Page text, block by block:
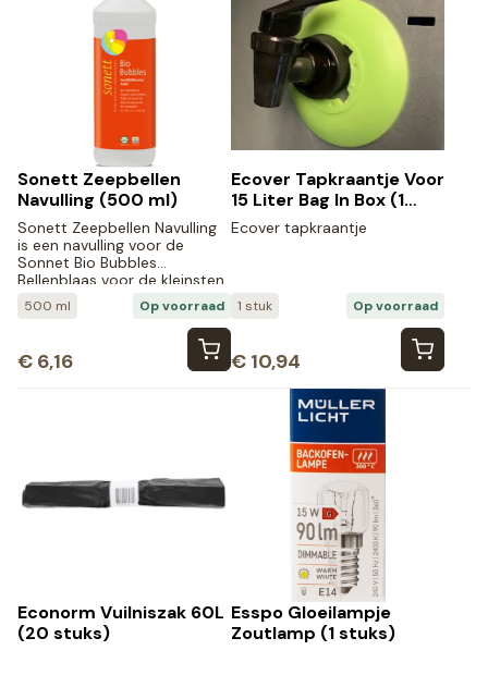
Sonett Zeepbellen
Navulling (500 ml)
Sonett Zeepbellen Navulling
is een navulling voor de
Sonnet Bio Bubbles
Bellenblaas voor de kleinsten,
zonder de chemische
toevoegingen van de
500 ml Op voorraad
€ 6,16
Ecover Tapkraantje Voor
15 Liter Bag In Box (1
stuk)
Ecover tapkraantje
1 stuk Op voorraad
€ 10,94
Econorm Vuilniszak 60L
(20 stuks)
Esspo Gloeilampje
Zoutlamp (1 stuks)